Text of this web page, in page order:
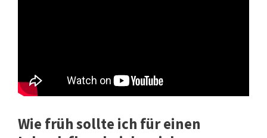
Wie früh sollte ich für einen